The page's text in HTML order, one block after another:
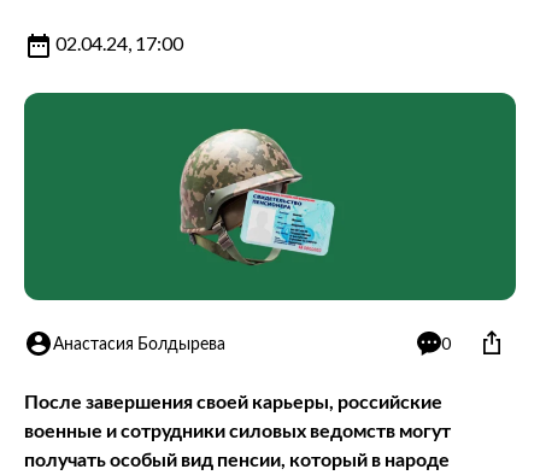
02.04.24, 17:00
Анастасия Болдырева 0
После завершения своей карьеры, российские
военные и сотрудники силовых ведомств могут
получать особый вид пенсии, который в народе